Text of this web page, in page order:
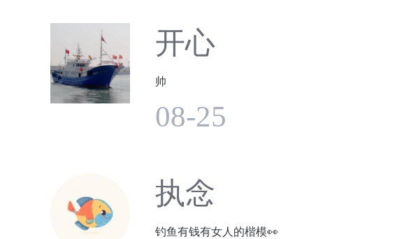
开心
帅
08-25
执念
钓鱼有钱有女人的楷模👀